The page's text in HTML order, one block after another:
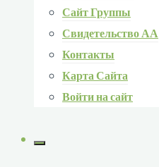
Сайт Группы
Свидетельство АА
Контакты
Карта Сайта
Войти на сайт